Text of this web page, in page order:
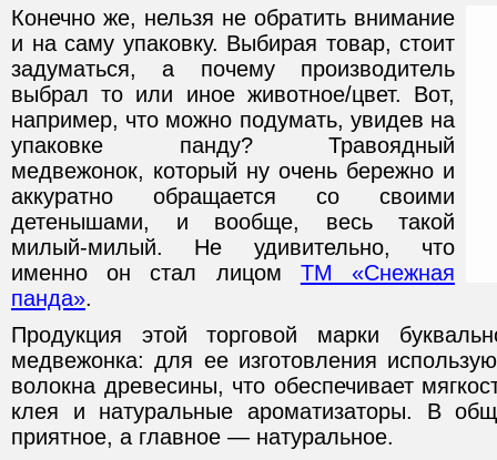
Конечно же, нельзя не обратить внимание
и на саму упаковку. Выбирая товар, стоит
задуматься, а почему производитель
выбрал то или иное животное/цвет. Вот,
например, что можно подумать, увидев на
упаковке панду? Травоядный
медвежонок, который ну очень бережно и
аккуратно обращается со своими
детенышами, и вообще, весь такой
милый-милый. Не удивительно, что
именно он стал лицом ТМ «Снежная
панда».
Продукция этой торговой марки
медвежонка: для ее изготовления
волокна древесины, что обеспечивает
клея и натуральные ароматизаторы. В
приятное, а главное — натуральное.